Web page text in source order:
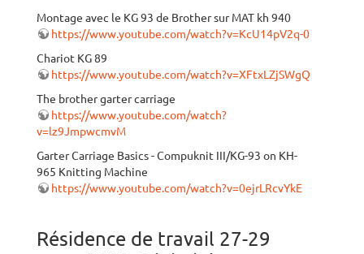
Montage avec le KG 93 de Brother sur MAT kh 940
https://www.youtube.com/watch?v=KcU14pV2q-0
Chariot KG 89
https://www.youtube.com/watch?v=XFtxLZjSWgQ
The brother garter carriage
https://www.youtube.com/watch?
v=lz9JmpwcmvM
Garter Carriage Basics - Compuknit III/KG-93 on KH-
965 Knitting Machine
https://www.youtube.com/watch?v=0ejrLRcvYkE
Résidence de travail 27-29